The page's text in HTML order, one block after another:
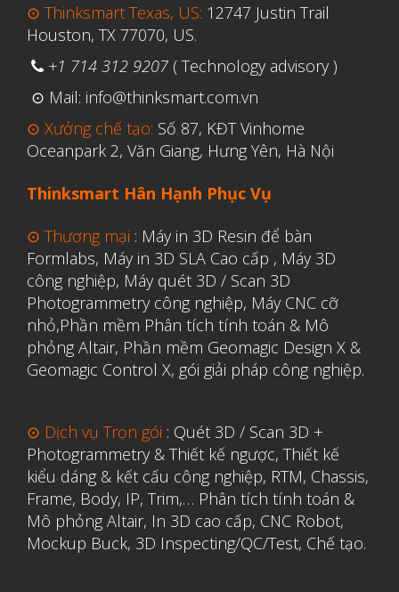
⊙ Thinksmart Texas, US: 12747 Justin Trail
Houston, TX 77070, US.
+1 714 312 9207 ( Technology advisory )
⊙ Mail: info@thinksmart.com.vn
⊙ Xưởng chế tạo: Số 87, KĐT Vinhome
Oceanpark 2, Văn Giang, Hưng Yên, Hà Nội
Thinksmart Hân Hạnh Phục Vụ
⊙ Thương mại : Máy in 3D Resin để bàn
Formlabs, Máy in 3D SLA Cao cấp , Máy 3D
công nghiệp, Máy quét 3D / Scan 3D
Photogrammetry công nghiệp, Máy CNC cỡ
nhỏ,Phần mềm Phân tích tính toán & Mô
phỏng Altair, Phần mềm Geomagic Design X &
Geomagic Control X, gói giải pháp công nghiệp.
⊙ Dịch vụ Trọn gói : Quét 3D / Scan 3D +
Photogrammetry & Thiết kế ngược, Thiết kế
kiểu dáng & kết cấu công nghiệp, RTM, Chassis,
Frame, Body, IP, Trim,… Phân tích tính toán &
Mô phỏng Altair, In 3D cao cấp, CNC Robot,
Mockup Buck, 3D Inspecting/QC/Test, Chế tạo.